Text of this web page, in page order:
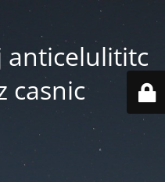
anticelulititc
casnic